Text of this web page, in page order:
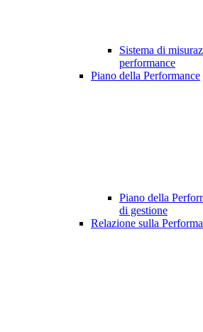
Sistema di
performance
Piano della Performance
Piano della
di gestione
Relazione sulla